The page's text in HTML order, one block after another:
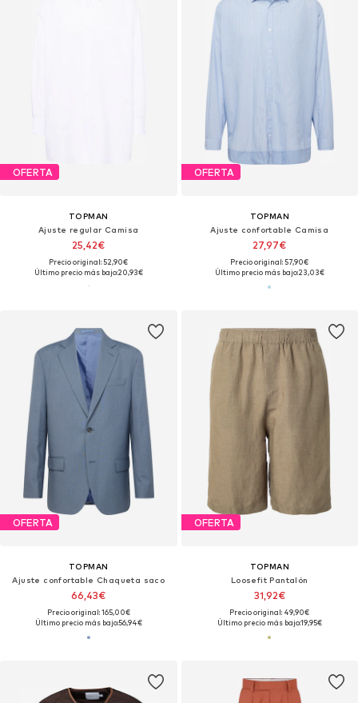
OFERTA
TOPMAN
Ajuste regular Camisa
25,42€
Precio original: 52,90€
Último precio más bajo:20,93€
OFERTA
TOPMAN
Ajuste confortable Camisa
27,97€
Precio original: 57,90€
Último precio más bajo:23,03€
OFERTA
TOPMAN
Ajuste confortable Chaqueta saco
66,43€
Precio original: 165,00€
Último precio más bajo:56,94€
OFERTA
TOPMAN
Loosefit Pantalón
31,92€
Precio original: 49,90€
Último precio más bajo:19,95€